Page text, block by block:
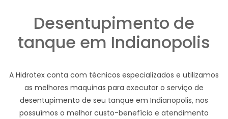
Desentupimento de
tanque em Indianopolis
A Hidrotex conta com técnicos especializados e utilizamos
as melhores maquinas para executar o serviço de
desentupimento de seu tanque em Indianopolis, nos
possuímos o melhor custo-benefício e atendimento